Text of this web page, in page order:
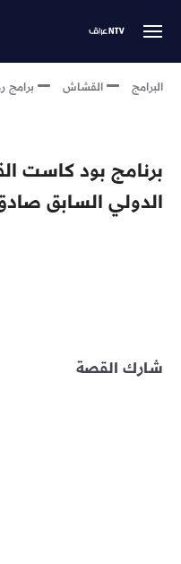
البرامج القشاش برامج
برنامج بود كاست
الدولي السابق
شارك القصة